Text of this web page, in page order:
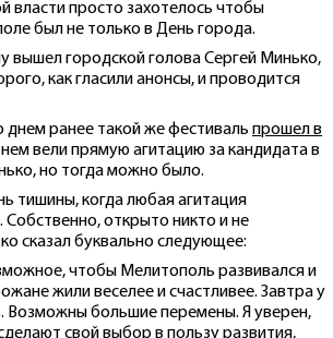
власти просто захотелось чтобы
был не только в День города.
вышел городской голова Сергей Минько,
как гласили анонсы, и проводится
днем ранее такой же фестиваль прошел в
нем вели прямую агитацию за кандидата в
но тогда можно было.
тишины, когда любая агитация
открыто никто и не
сказал буквально следующее:
чтобы Мелитополь развивался и
жили веселее и счастливее. Завтра у
Возможны большие перемены. Я уверен,
свой выбор в пользу развития,